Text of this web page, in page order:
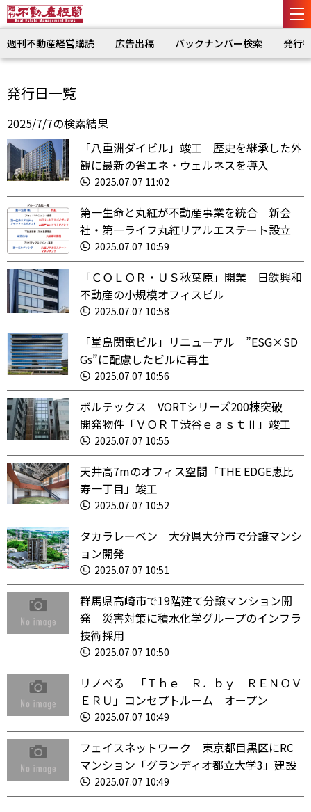
週刊不動産経営購読 広告出稿 バックナンバー検索 発行
発行日一覧
2025/7/7の検索結果
「八重洲ダイビル」竣工 歴史を継承した外
観に最新の省エネ・ウェルネスを導入
2025.07.07 11:02
第一生命と丸紅が不動産事業を統合 新会
社・第一ライフ丸紅リアルエステート設立
2025.07.07 10:59
「ＣＯＬＯＲ・ＵＳ秋葉原」開業 日鉄興和
不動産の小規模オフィスビル
2025.07.07 10:58
「堂島関電ビル」リニューアル ”ESG×SD
Gs”に配慮したビルに再生
2025.07.07 10:56
ボルテックス VORTシリーズ200棟突破
開発物件「ＶＯＲＴ渋谷ｅａｓｔⅡ」竣工
2025.07.07 10:55
天井高7mのオフィス空間「THE EDGE恵比
寿一丁目」竣工
2025.07.07 10:52
タカラレーベン 大分県大分市で分譲マンシ
ョン開発
2025.07.07 10:51
群馬県高崎市で19階建て分譲マンション開
発 災害対策に積水化学グループのインフラ
技術採用
2025.07.07 10:50
リノベる 「Ｔｈｅ Ｒ．ｂｙ ＲＥＮＯＶ
ＥＲＵ」コンセプトルーム オープン
2025.07.07 10:49
フェイスネットワーク 東京都目黒区にRC
マンション「グランディオ都立大学3」建設
2025.07.07 10:49